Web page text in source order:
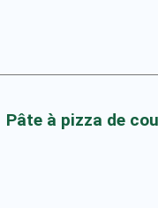
Pâte à pizza de